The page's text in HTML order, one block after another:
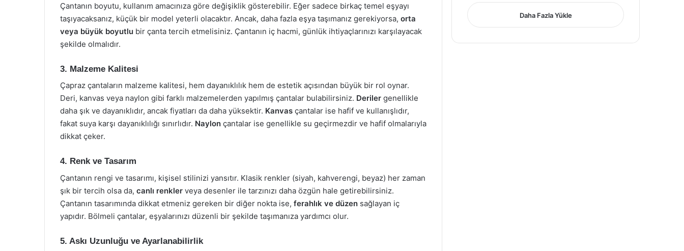
Çantanın boyutu, kullanım amacınıza göre değişiklik gösterebilir. Eğer sadece birkaç temel eşyayı
taşıyacaksanız, küçük bir model yeterli olacaktır. Ancak, daha fazla eşya taşımanız gerekiyorsa, orta
veya büyük boyutlu bir çanta tercih etmelisiniz. Çantanın iç hacmi, günlük ihtiyaçlarınızı karşılayacak
şekilde olmalıdır.
3. Malzeme Kalitesi
Çapraz çantaların malzeme kalitesi, hem dayanıklılık hem de estetik açısından büyük bir rol oynar.
Deri, kanvas veya naylon gibi farklı malzemelerden yapılmış çantalar bulabilirsiniz. Deriler genellikle
daha şık ve dayanıklıdır, ancak fiyatları da daha yüksektir. Kanvas çantalar ise hafif ve kullanışlıdır,
fakat suya karşı dayanıklılığı sınırlıdır. Naylon çantalar ise genellikle su geçirmezdir ve hafif olmalarıyla
dikkat çeker.
4. Renk ve Tasarım
Çantanın rengi ve tasarımı, kişisel stilinizi yansıtır. Klasik renkler (siyah, kahverengi, beyaz) her zaman
şık bir tercih olsa da, canlı renkler veya desenler ile tarzınızı daha özgün hale getirebilirsiniz.
Çantanın tasarımında dikkat etmeniz gereken bir diğer nokta ise, ferahlık ve düzen sağlayan iç
yapıdır. Bölmeli çantalar, eşyalarınızı düzenli bir şekilde taşımanıza yardımcı olur.
5. Askı Uzunluğu ve Ayarlanabilirlik
Daha Fazla Yükle